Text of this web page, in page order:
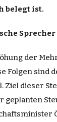
belegt ist.
Sprecher
der
Folgen sind
Ziel dieser
geplanten